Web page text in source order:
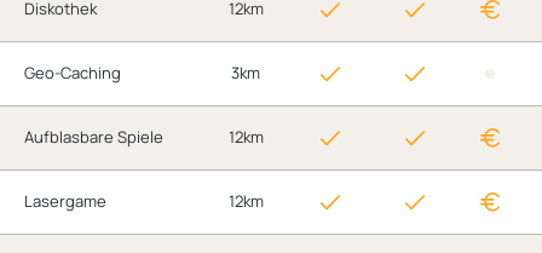
Diskothek 12km
Geo-Caching 3km
Aufblasbare Spiele 12km
Lasergame 12km